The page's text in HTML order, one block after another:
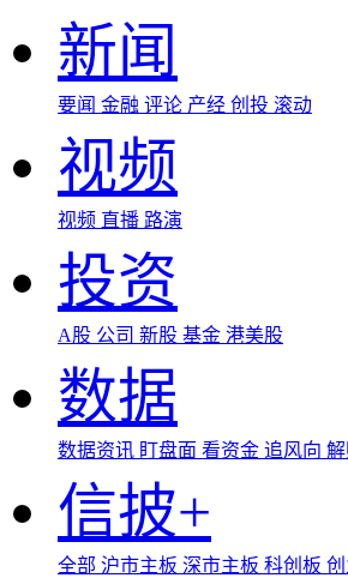
新闻
要闻 金融 评论 产经 创投 滚动
视频
视频 直播 路演
投资
A股 公司 新股 基金 港美股
数据
数据资讯 盯盘面 看资金 追风向
信披+
全部 沪市主板 深市主板 科创板